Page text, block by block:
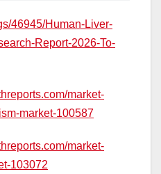
46945/Human-Liver-
Report-2026-To-
market-
market-100587
market-
103072